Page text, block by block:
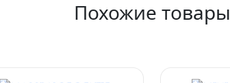
Похожие товары